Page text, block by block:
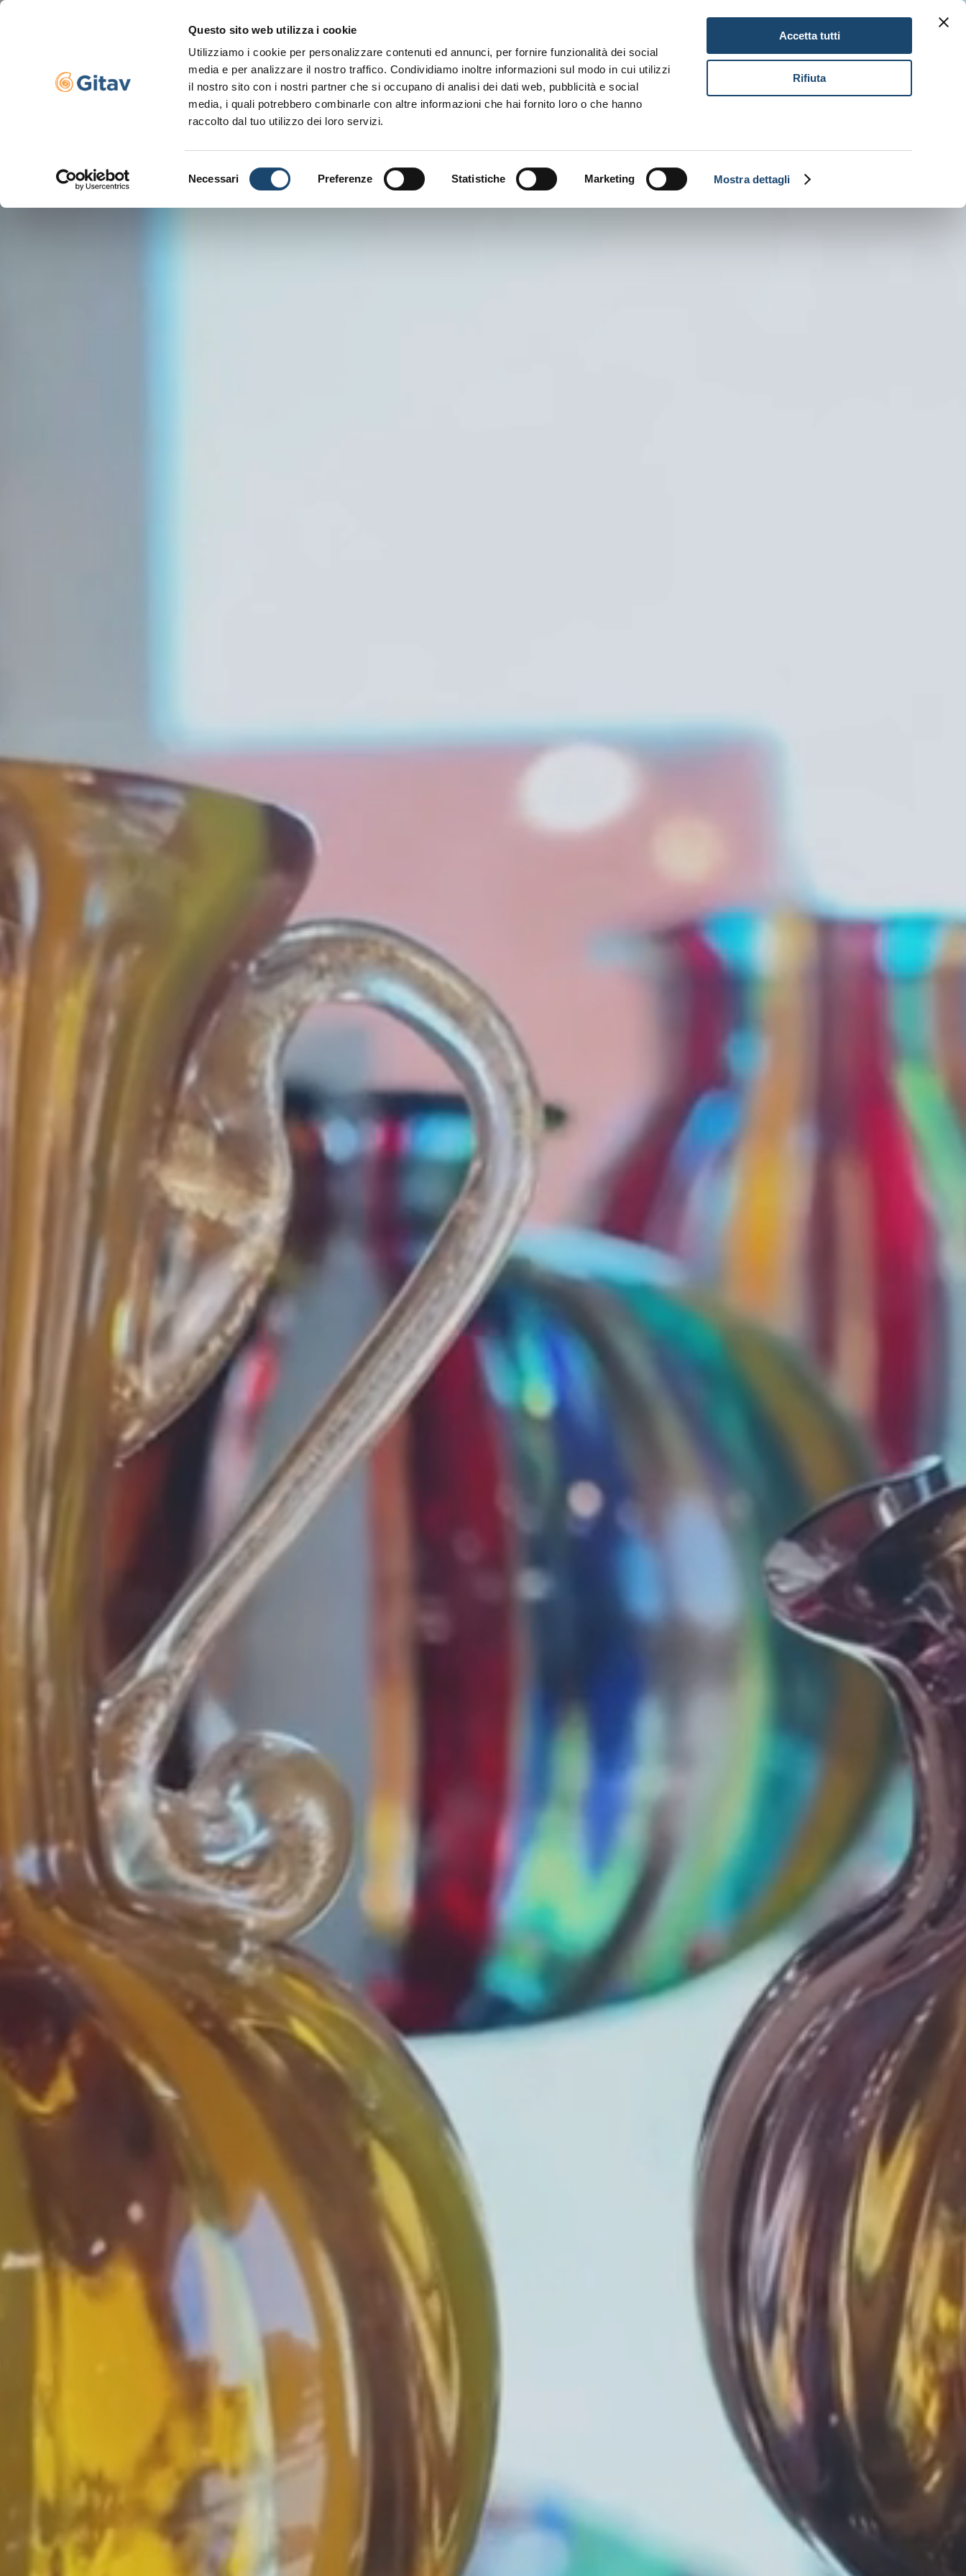
Questo sito web utilizza i cookie
Utilizziamo i cookie per personalizzare contenuti ed annunci, per fornire funzionalità dei social
media e per analizzare il nostro traffico. Condividiamo inoltre informazioni sul modo in cui utilizzi
il nostro sito con i nostri partner che si occupano di analisi dei dati web, pubblicità e social
media, i quali potrebbero combinarle con altre informazioni che hai fornito loro o che hanno
raccolto dal tuo utilizzo dei loro servizi.
del
Necessari Preferenze Statistiche Marketing Mostra dettagli
Accetta tutti
Rifiuta
Gitav Gift Card Karriere
Navigazione servizi